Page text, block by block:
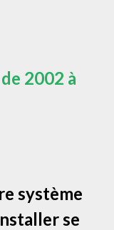
2002 à
système
se